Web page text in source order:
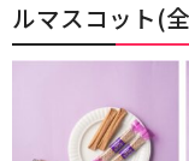
ルマスコット(